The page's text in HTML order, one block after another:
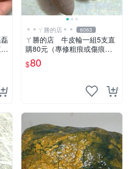
＊＊ㄚ勝的店＊＊ 6063
ㄚ勝的店 牛皮輪一組5支直
購80元（專修粗痕或傷痕）
輕鬆容易請看照片～
$80